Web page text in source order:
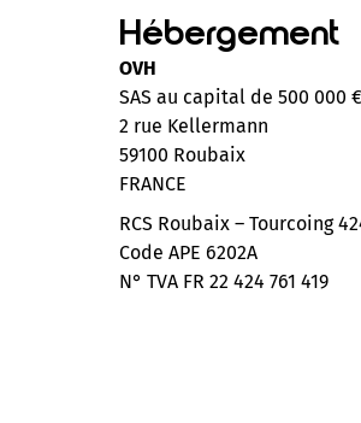
Hébergement
OVH
SAS au capital de 500 000 €
2 rue Kellermann
59100 Roubaix
FRANCE
RCS Roubaix – Tourcoing
Code APE 6202A
N° TVA FR 22 424 761 419